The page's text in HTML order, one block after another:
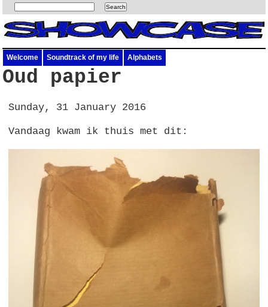
Welcome Soundtrack of my life Alphabets
Oud papier
Sunday, 31 January 2016
Vandaag kwam ik thuis met dit: